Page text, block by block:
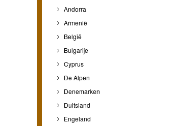
Andorra
Armenië
België
Bulgarije
Cyprus
De Alpen
Denemarken
Duitsland
Engeland